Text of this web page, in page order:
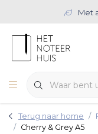
Met
Terug naar home
Cherry & Grey A5